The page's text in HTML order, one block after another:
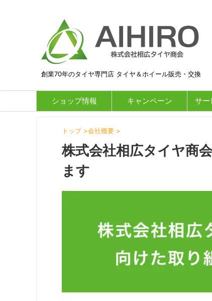
創業70年のタイヤ専門店 タイヤ＆ホイール販売・交換
ショップ情報 キャンペーン サー
トップ >会社概要 >
株式会社相広タイヤ商
ます